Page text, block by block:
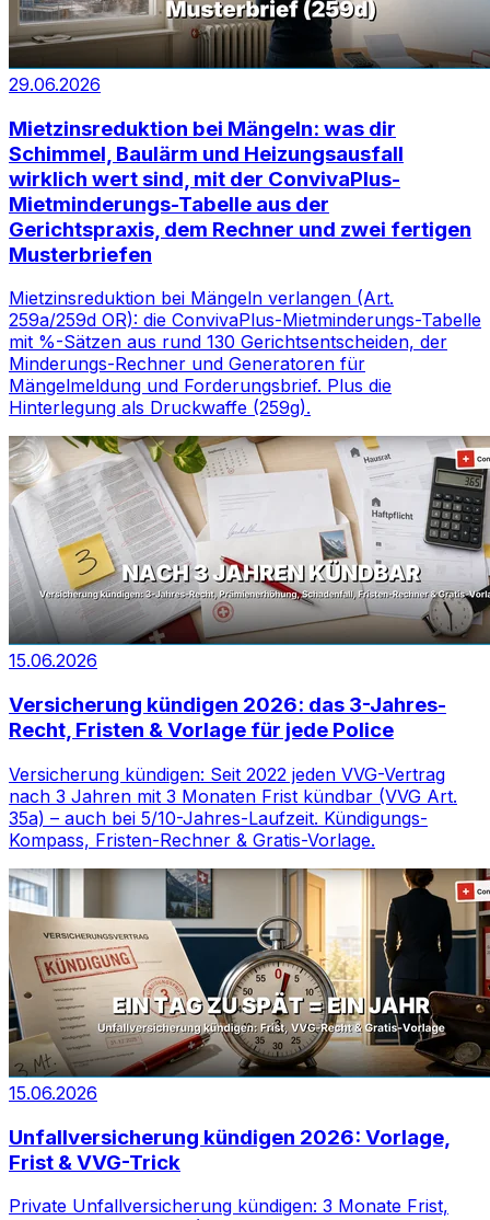
29.06.2026
Mietzinsreduktion bei Mängeln: was dir
Schimmel, Baulärm und Heizungsausfall
wirklich wert sind, mit der ConvivaPlus-
Mietminderungs-Tabelle aus der
Gerichtspraxis, dem Rechner und zwei fertigen
Musterbriefen
Mietzinsreduktion bei Mängeln verlangen (Art.
259a/259d OR): die ConvivaPlus-Mietminderungs-Tabelle
mit %-Sätzen aus rund 130 Gerichtsentscheiden, der
Minderungs-Rechner und Generatoren für
Mängelmeldung und Forderungsbrief. Plus die
Hinterlegung als Druckwaffe (259g).
15.06.2026
Versicherung kündigen 2026: das 3-Jahres-
Recht, Fristen & Vorlage für jede Police
Versicherung kündigen: Seit 2022 jeden VVG-Vertrag
nach 3 Jahren mit 3 Monaten Frist kündbar (VVG Art.
35a) – auch bei 5/10-Jahres-Laufzeit. Kündigungs-
Kompass, Fristen-Rechner & Gratis-Vorlage.
15.06.2026
Unfallversicherung kündigen 2026: Vorlage,
Frist & VVG-Trick
Private Unfallversicherung kündigen: 3 Monate Frist,